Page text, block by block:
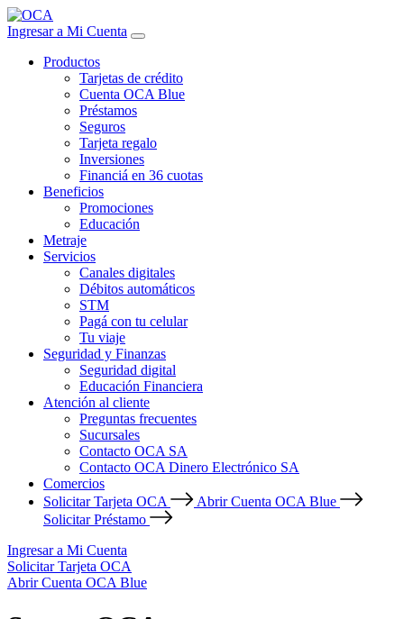
Ingresar a Mi Cuenta
Productos
Tarjetas de crédito
Cuenta OCA Blue
Préstamos
Seguros
Tarjeta regalo
Inversiones
Financiá en 36 cuotas
Beneficios
Promociones
Educación
Metraje
Servicios
Canales digitales
Débitos automáticos
STM
Pagá con tu celular
Tu viaje
Seguridad y Finanzas
Seguridad digital
Educación Financiera
Atención al cliente
Preguntas frecuentes
Sucursales
Contacto OCA SA
Contacto OCA Dinero Electrónico SA
Comercios
Solicitar Tarjeta OCA
Abrir Cuenta OCA Blue
Solicitar Préstamo
Ingresar a Mi Cuenta
Solicitar Tarjeta OCA
Abrir Cuenta OCA Blue